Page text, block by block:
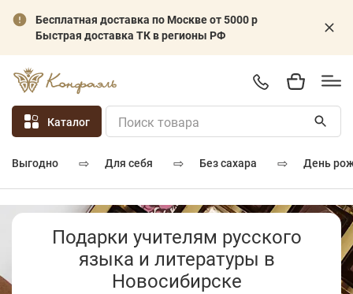
Бесплатная доставка по Москве от 5000 р
Быстрая доставка ТК в регионы РФ
Каталог
выгодно ⇨ для себя ⇨ без сахара ⇨ день
Подарки учителям русского
языка и литературы в
Новосибирске